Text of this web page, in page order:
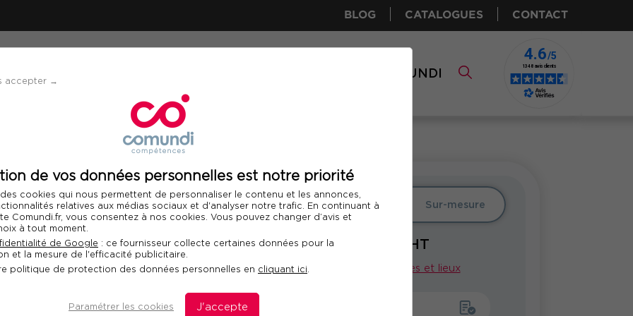
accepter →
de vos données personnelles est notre priorité
cookies qui nous permettent de personnaliser le contenu et les annonces,
relatives aux médias sociaux et d'analyser notre trafic. En continuant à
Comundi.fr, vous consentez à nos cookies. Vous pouvez changer d’avis et
à tout moment.
de Google : ce fournisseur collecte certaines données pour la
et la mesure de l'efficacité publicitaire.
politique de protection des données personnelles en cliquant ici.
Paramétrer les cookies J'accepte
BLOG CATALOGUES CONTACT
COMUNDI
Télécharger le programme
déchets
de la valeur à partir de
Inter Intra Sur-mesure
€ HT
Voir nos dates et lieux